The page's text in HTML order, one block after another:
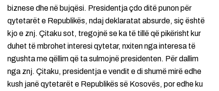
biznese dhe në bujqësi. Presidentja çdo ditë punon për
qytetarët e Republikës, ndaj deklaratat absurde, siç është
kjo e znj. Çitaku sot, tregojnë se ka të tillë që pikërisht kur
duhet të mbrohet interesi qytetar, nxiten nga interesa të
ngushta me qëllim që ta sulmojnë presidenten. Për dallim
nga znj. Çitaku, presidentja e vendit e di shumë mirë edhe
kush janë qytetarët e Republikës së Kosovës, por edhe ku